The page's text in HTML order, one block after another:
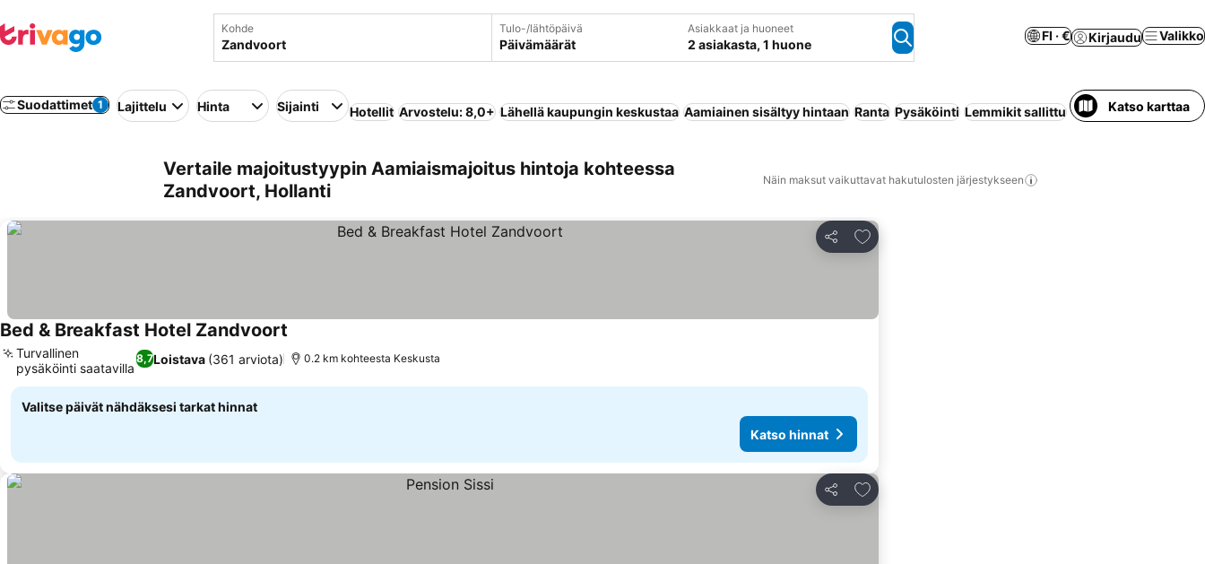
Kohde Tulo-/lähtöpäivä
Päivämäärät
Asiakkaat ja huoneet
2 asiakasta, 1 huone
FI · € Kirjaudu Valikko
Suodattimet 1 Lajittelu Hinta Sijainti Hotellit Arvostelu: 8,0+ Lähellä kaupungin keskustaa Aamiainen sisältyy hintaan Ranta Pysäköinti Lemmikit sallittu Koko talo/asunto
Katso karttaa
Vertaile majoitustyypin Aamiaismajoitus hintoja kohteessa
Zandvoort, Hollanti
Näin maksut vaikuttavat hakutulosten järjestykseen
Jaa
Lisää suosikkeihin
Bed & Breakfast Hotel Zandvoort
8,7Loistava (361 arviota)
Turvallinen
pysäköinti saatavilla
0.2 km kohteesta Keskusta
Valitse päivät nähdäksesi tarkat hinnat
Katso hinnat
Jaa
Lisää suosikkeihin